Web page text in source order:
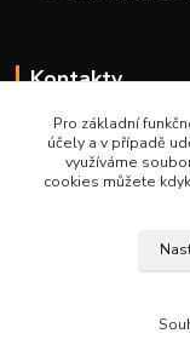
Kontakty
+420 775 954
9:00-12:00-13:00-16:00
Pro základní
účely a v případě
využíváme
cookies můžete